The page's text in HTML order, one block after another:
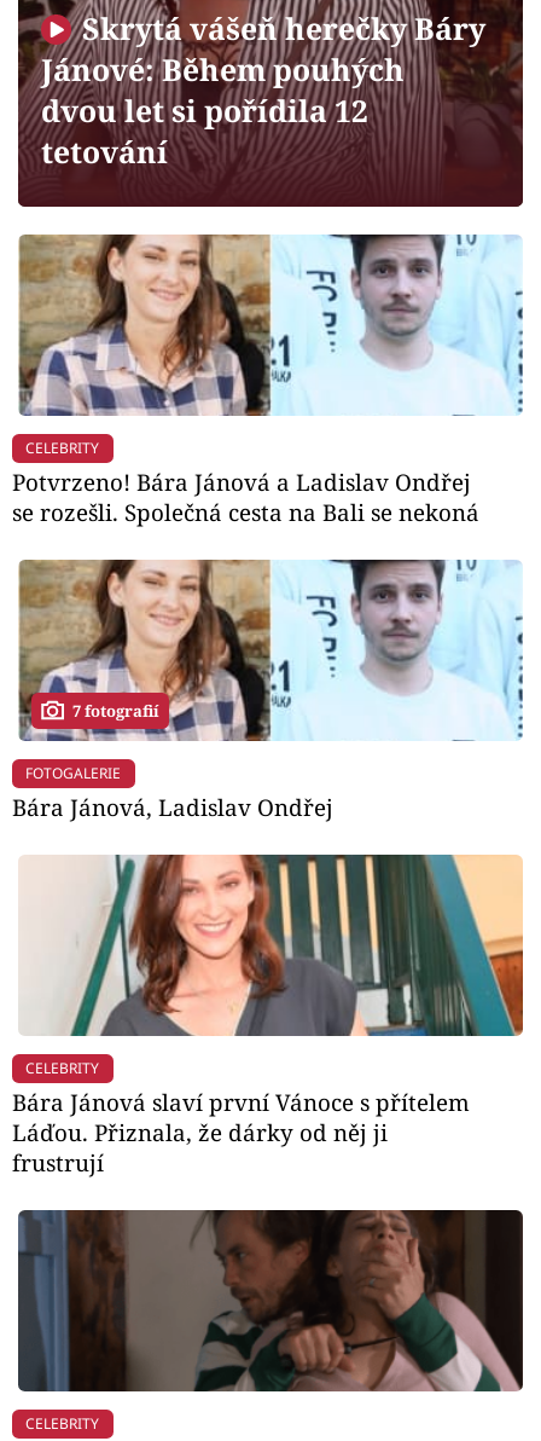
Sledujte prima+
Filmový festival Karlovy Vary
Mámy sobě
Přihlášení
Sledujte nás
Skrytá vášeň herečky Báry
Jánové: Během pouhých
dvou let si pořídila 12
tetování
CELEBRITY
Potvrzeno! Bára Jánová a Ladislav Ondřej
se rozešli. Společná cesta na Bali se nekoná
7 fotografií
FOTOGALERIE
Bára Jánová, Ladislav Ondřej
CELEBRITY
Bára Jánová slaví první Vánoce s přítelem
Láďou. Přiznala, že dárky od něj ji
frustrují
CELEBRITY